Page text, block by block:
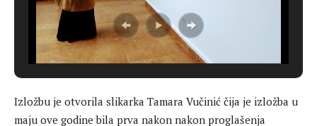
Izložbu je otvorila slikarka Tamara Vučinić čija je izložba u
maju ove godine bila prva nakon nakon proglašenja